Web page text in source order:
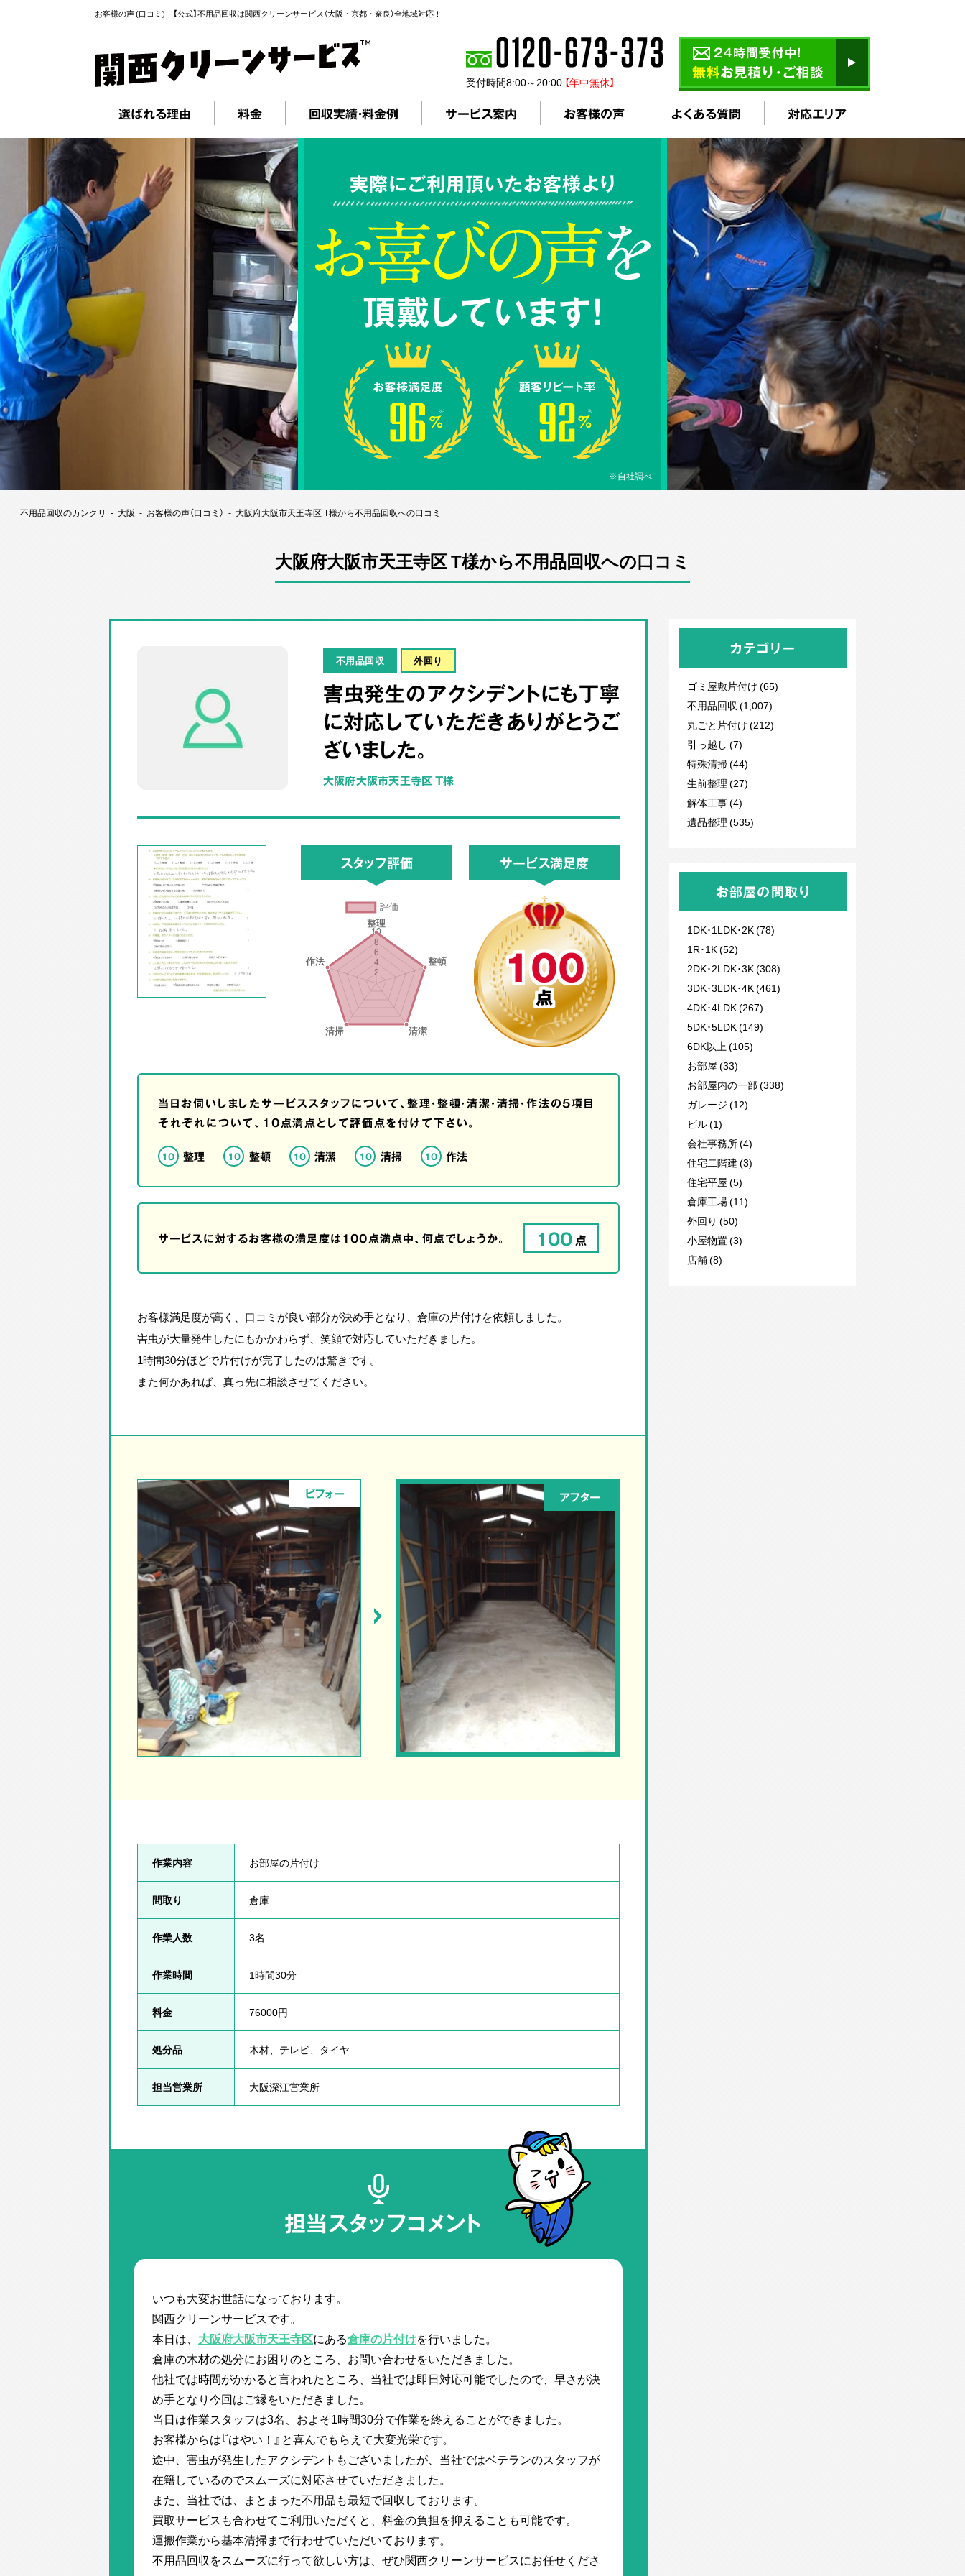
お客様の声 (口コミ)｜【公式】不用品回収は関西クリーンサービス（大阪・京都・奈良）全地域対応！
受付時間8:00～20:00 【年中無休】
選ばれる理由 料金 回収実績・料金例 サービス案内 お客様の声 よくある質問 対応エリア
実際にご利用頂いたお客様より
頂戴しています!
※自社調べ
不用品回収のカンクリ 大阪 お客様の声（口コミ） 大阪府大阪市天王寺区 T様から不用品回収への口コミ
大阪府大阪市天王寺区 T様から不用品回収への口コミ
不用品回収 外回り
害虫発生のアクシデントにも丁寧
に対応していただきありがとうご
ざいました。
大阪府大阪市天王寺区 T様
スタッフ評価 サービス満足度
100
点
当日お伺いしましたサービススタッフについて、整理・整頓・清潔・清掃・作法の5項目
それぞれについて、10点満点として評価点を付けて下さい。
10 整理 10 整頓 10 清潔 10 清掃 10 作法
サービスに対するお客様の満足度は100点満点中、何点でしょうか。 100点
お客様満足度が高く、口コミが良い部分が決め手となり、倉庫の片付けを依頼しました。
害虫が大量発生したにもかかわらず、笑顔で対応していただきました。
1時間30分ほどで片付けが完了したのは驚きです。
また何かあれば、真っ先に相談させてください。
ビフォー アフター
作業内容 お部屋の片付け
間取り 倉庫
作業人数 3名
作業時間 1時間30分
料金 76000円
処分品 木材、テレビ、タイヤ
担当営業所 大阪深江営業所
担当スタッフコメント
いつも大変お世話になっております。
関西クリーンサービスです。
本日は、 大阪府大阪市天王寺区にある倉庫の片付けを行いました。
倉庫の木材の処分にお困りのところ、お問い合わせをいただきました。
他社では時間がかかると言われたところ、当社では即日対応可能でしたので、早さが決
め手となり今回はご縁をいただきました。
当日は作業スタッフは3名、およそ1時間30分で作業を終えることができました。
お客様からは『はやい！』と喜んでもらえて大変光栄です。
途中、害虫が発生したアクシデントもございましたが、当社ではベテランのスタッフが
在籍しているのでスムーズに対応させていただきました。
また、当社では、まとまった不用品も最短で回収しております。
買取サービスも合わせてご利用いただくと、料金の負担を抑えることも可能です。
運搬作業から基本清掃まで行わせていただいております。
不用品回収をスムーズに行って欲しい方は、ぜひ関西クリーンサービスにお任せくださ
カテゴリー
ゴミ屋敷片付け (65)
不用品回収 (1,007)
丸ごと片付け (212)
引っ越し (7)
特殊清掃 (44)
生前整理 (27)
解体工事 (4)
遺品整理 (535)
お部屋の間取り
1DK･1LDK･2K (78)
1R･1K (52)
2DK･2LDK･3K (308)
3DK･3LDK･4K (461)
4DK･4LDK (267)
5DK･5LDK (149)
6DK以上 (105)
お部屋 (33)
お部屋内の一部 (338)
ガレージ (12)
ビル (1)
会社事務所 (4)
住宅二階建 (3)
住宅平屋 (5)
倉庫工場 (11)
外回り (50)
小屋物置 (3)
店舗 (8)